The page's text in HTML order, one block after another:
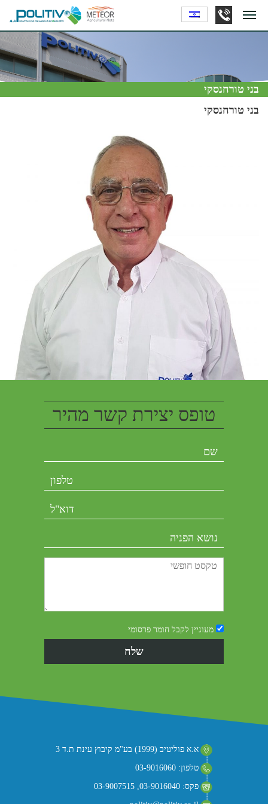
בני טורחנסקי
בני טורחנסקי
טופס יצירת קשר מהיר
מעוניין לקבל חומר פרסומי
א.א פוליטיב (1999) בע"מ קיבוץ עינת ת.ד 3
טלפון: 03-9016060
פקס: 03-9016040, 03-9007515